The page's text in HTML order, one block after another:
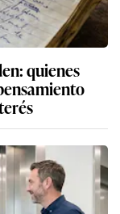
quienes